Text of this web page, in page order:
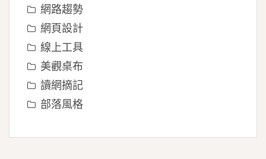
網路趨勢
網頁設計
線上工具
美觀桌布
讀網摘記
部落風格